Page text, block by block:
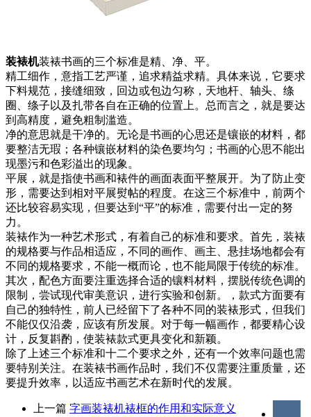
装裱机装裱书画的三个标准是精、净、平。
精工细作，意指工艺严谨，追求精益求精。具体来说，它要求
下料规范，接缝细致，回边或包边匀称，天地杆、轴头、绦
圈、绦子以及扎带各自在正确的位置上。总而言之，就是要达
到高精度，避免粗制滥造。
净的意思就是干净的。无论是书画的心思还是镶嵌的材料，都
要整洁无瑕；各种镶嵌材料的染色要均匀；书画的心思不能出
现墨污和色彩溢出的现象。
平展，就是指使书画和裱件的画面表面平整展开。为了防止变
形，需要达到相对平展熨帖的程度。在这三个标准中，前两个
还比较容易实现，但要达到“平”的标准，需要付出一定的努
力。
装裱作为一种艺术形式，有着自己的标准和要求。首先，装裱
的规格要与作品相适应，不同的画作、画主、悬挂场地都会有
不同的规格要求，不能一概而论，也不能局限于传统的标准。
其次，配色方面要注重选择合适的镶料材料，摆脱传统色调的
限制，尝试现代审美意识，进行实验和创新。，款式方面要有
自己的独特性，前人已经留下了各种不同的装裱形式，但我们
不能仅仅沿袭，应该有所发展。对于每一幅画作，都要精心设
计，反复斟酌，使装裱款式更具变化和新颖。
除了上述三个标准和十二个要求之外，还有一个效率问题也需
要特别关注。在装裱书画作品时，我们不仅需要注重质量，还
要提升效率，以适应书画艺术在新时代的发展。
上一篇 字画装裱机裱框的作用和实际意义